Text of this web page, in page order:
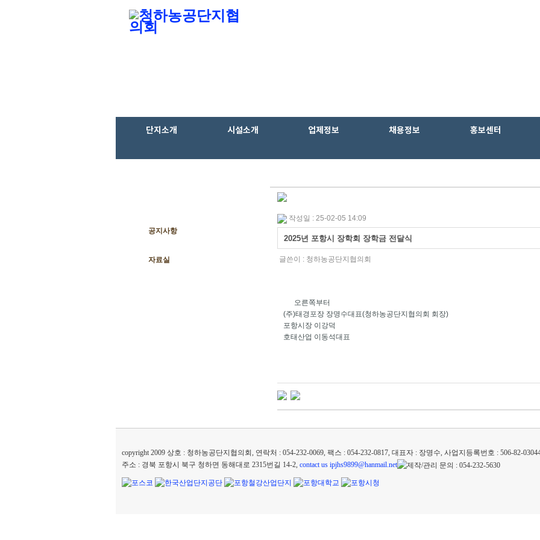
단지소개 시설소개 업제정보 채용정보 홍보센터
공지사항
자료실
작성일 : 25-02-05 14:09
2025년 포항시 장학회 장학금 전달식
글쓴이 : 청하농공단지협의회
오른쪽부터
(주)태경포장 장명수대표(청하농공단지협의회 회장)
포항시장 이강덕
호태산업 이동석대표
copyright 2009 상호 : 청하농공단지협의회, 연락처 : 054-232-0069, 팩스 : 054-232-0817, 대표자 : 장명수, 사업지등록번호 : 506-82-
주소 : 경북 포항시 북구 청하면 동해대로 2315번길 14-2, contact us ipjhs9899@hanmail.net